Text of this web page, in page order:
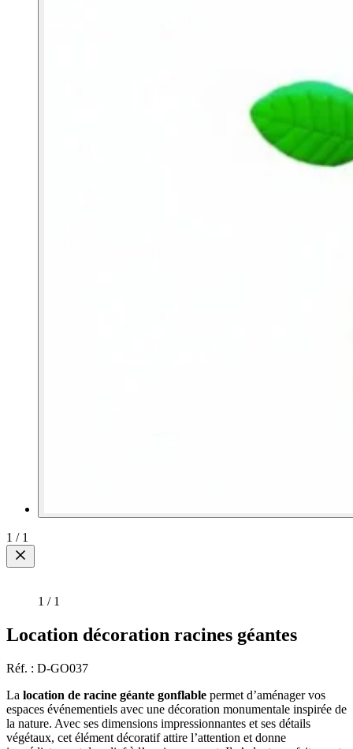
1 / 1
1 / 1
Location décoration racines géantes
Réf. : D-GO037
La location de racine géante gonflable permet d’aménager vos
espaces événementiels avec une décoration monumentale inspirée de
la nature. Avec ses dimensions impressionnantes et ses détails
végétaux, cet élément décoratif attire l’attention et donne